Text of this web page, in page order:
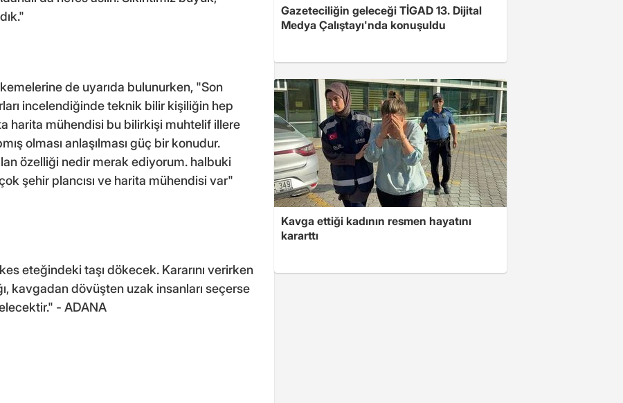
de uyarıda bulunurken, "Son
incelendiğinde teknik bilir kişiliğin hep
harita mühendisi bu bilirkişi muhtelif illere
olması anlaşılması güç bir konudur.
özelliği nedir merak ediyorum. halbuki
şehir plancısı ve harita mühendisi var"
eteğindeki taşı dökecek. Kararını verirken
kavgadan dövüşten uzak insanları seçerse
- ADANA
Gazeteciliğin geleceği TİGAD 13. Dijital
Medya Çalıştayı'nda konuşuldu
Kavga ettiği kadının resmen hayatını
kararttı